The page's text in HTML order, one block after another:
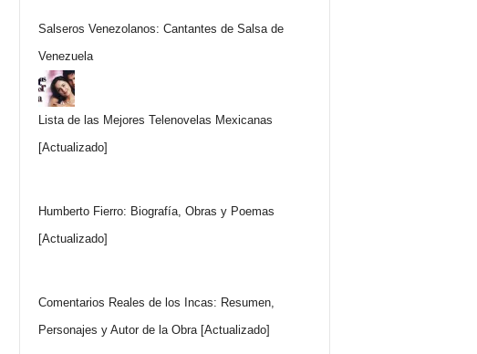
Salseros Venezolanos: Cantantes de Salsa de
Venezuela
Lista de las Mejores Telenovelas Mexicanas
[Actualizado]
Humberto Fierro: Biografía, Obras y Poemas
[Actualizado]
Comentarios Reales de los Incas: Resumen,
Personajes y Autor de la Obra [Actualizado]